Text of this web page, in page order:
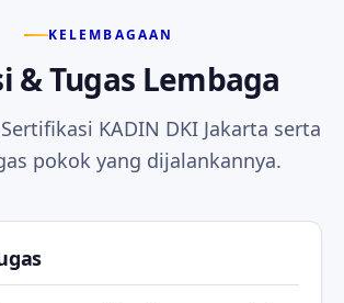
KELEMBAGAAN
& Tugas Lembaga
KADIN DKI Jakarta serta
pokok yang dijalankannya.